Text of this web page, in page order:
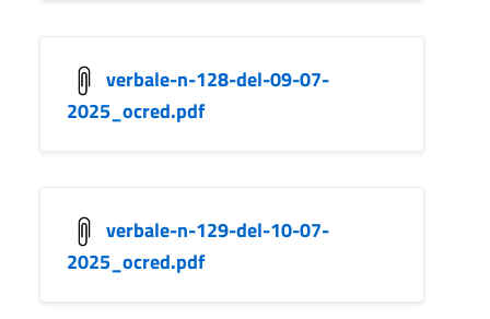
verbale-n-128-del-09-07-
2025_ocred.pdf
verbale-n-129-del-10-07-
2025_ocred.pdf